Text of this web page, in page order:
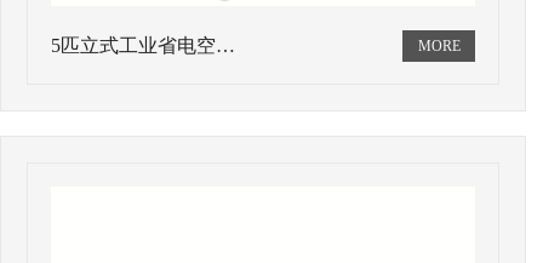
5匹立式工业省电空…